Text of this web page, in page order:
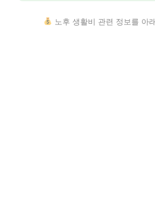
노후 생활비 관련 정보를 아